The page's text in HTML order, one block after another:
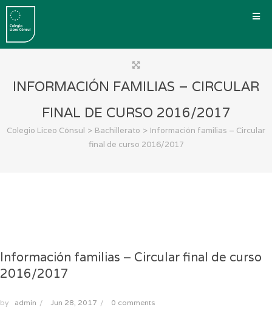
INFORMACIÓN FAMILIAS – CIRCULAR
FINAL DE CURSO 2016/2017
Colegio Liceo Cónsul > Bachillerato > Información familias – Circular
final de curso 2016/2017
Información familias – Circular final de curso
2016/2017
by admin / Jun 28, 2017 / 0 comments